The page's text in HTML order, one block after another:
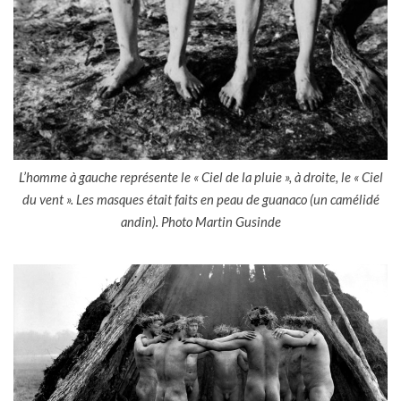
L’homme à gauche représente le « Ciel de la pluie », à droite, le « Ciel
du vent ». Les masques était faits en peau de guanaco (un camélidé
andin). Photo Martin Gusinde